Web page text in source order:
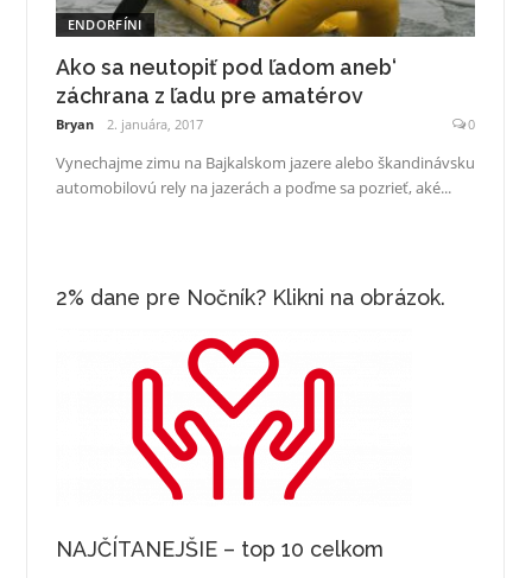
ENDORFÍNI
Ako sa neutopiť pod ľadom aneb‘
záchrana z ľadu pre amatérov
Bryan 2. januára, 2017 0
Vynechajme zimu na Bajkalskom jazere alebo škandinávsku
automobilovú rely na jazerách a poďme sa pozrieť, aké...
2% dane pre Nočník? Klikni na obrázok.
NAJČÍTANEJŠIE – top 10 celkom